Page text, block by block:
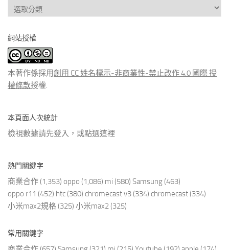
查
看
類
文
章
網站授權
本著作係採用創用 CC 姓名標示-非商業性-禁止改作 4.0 國際 授
權條款授權.
本頁面人次統計
檢視數據請先登入，或點選這裡
熱門關鍵字
商業合作 (1,353) oppo (1,086) mi (580) Samsung (463)
oppo r11 (452) htc (380) chromecast v3 (334) chromecast (334)
小米max2規格 (325) 小米max2 (325)
常用關鍵字